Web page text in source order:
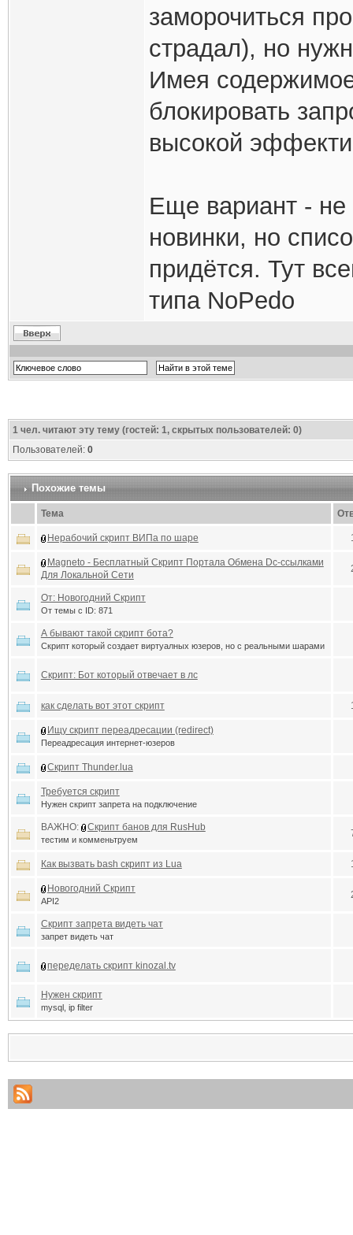
заморочиться
страдал), но
Имея
блокировать
высокой
Еще вариант - не
новинки, но
придётся. Тут
типа NoPedo
1чел. читают эту тему (гостей: 1, скрытых пользователей: 0)
Пользователей: 0
Похожие темы
Тема
Нерабочий скрипт ВИПа по шаре
Magneto - Бесплатный Скрипт Портала Обмена Dc-ссылками
Для Локальной Сети
От: Новогодний Скрипт
От темы с ID: 871
А бывают такой скрипт бота?
Скрипт который создает виртуалных юзеров, но с реальными шарами
Скрипт: Бот который отвечает в лс
как сделать вот этот скрипт
Ищу скрипт переадресации (redirect)
Переадресация интернет-юзеров
Скрипт Thunder.lua
Требуется скрипт
Нужен скрипт запрета на подключение
ВАЖНО: Скрипт банов для RusHub
тестим и комменьтруем
Как вызвать bash скрипт из Lua
Новогодний Скрипт
API2
Скрипт запрета видеть чат
запрет видеть чат
переделать скрипт kinozal.tv
Нужен скрипт
mysql, ip filter